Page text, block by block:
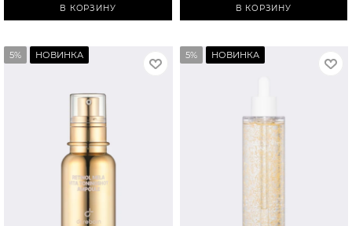
В КОРЗИНУ В КОРЗИНУ
5% НОВИНКА 5% НОВИНКА